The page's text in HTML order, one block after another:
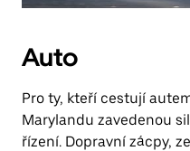
Auto
Pro ty, kteří cestují
Marylandu zavedenou
řízení. Dopravní zácpy,